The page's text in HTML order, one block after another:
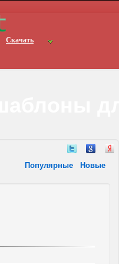
Скачать
Популярные Новые